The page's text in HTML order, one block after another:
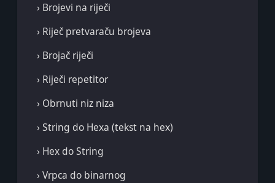
› Brojevi na riječi
› Riječ pretvaraču brojeva
› Brojač riječi
› Riječi repetitor
› Obrnuti niz niza
› String do Hexa (tekst na hex)
› Hex do String
› Vrpca do binarnog